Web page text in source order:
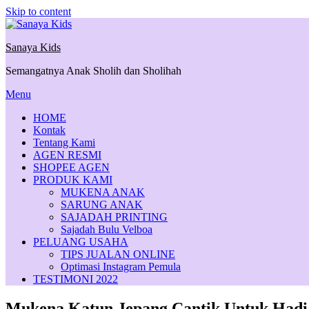
Skip to content
Sanaya Kids
Semangatnya Anak Sholih dan Sholihah
Menu
HOME
Kontak
Tentang Kami
AGEN RESMI
SHOPEE AGEN
PRODUK KAMI
MUKENA ANAK
SARUNG ANAK
SAJADAH PRINTING
Sajadah Bulu Velboa
PELUANG USAHA
TIPS JUALAN ONLINE
Optimasi Instagram Pemula
TESTIMONI 2022